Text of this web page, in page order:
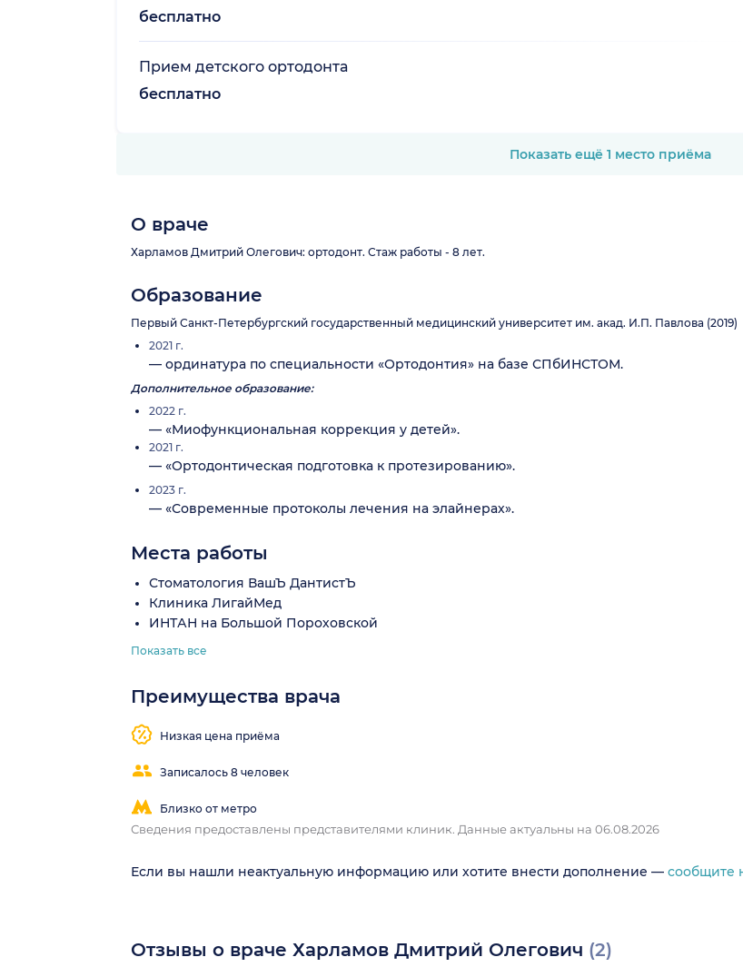
бесплатно
Прием детского ортодонта
бесплатно
Показать ещё 1 место приёма
О враче
Харламов Дмитрий Олегович: ортодонт. Стаж работы - 8 лет.
Образование
Первый Санкт-Петербургский государственный медицинский университет им. акад. И.П. Павлова (2019)
2021 г.
— ординатура по специальности «Ортодонтия» на базе СПбИНСТОМ.
Дополнительное образование:
2022 г.
— «Миофункциональная коррекция у детей».
2021 г.
— «Ортодонтическая подготовка к протезированию».
2023 г.
— «Современные протоколы лечения на элайнерах».
Места работы
Стоматология ВашЪ ДантистЪ
Клиника ЛигайМед
ИНТАН на Большой Пороховской
Показать все
Преимущества врача
Низкая цена приёма
Записалось 8 человек
Близко от метро
Сведения предоставлены представителями клиник. Данные актуальны на 06.08.2026
Если вы нашли неактуальную информацию или хотите внести дополнение — сообщите
Отзывы о враче Харламов Дмитрий Олегович (2)